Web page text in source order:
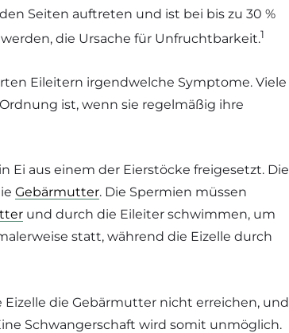
Seiten auftreten und ist bei bis zu 30 %
die Ursache für Unfruchtbarkeit.1
Eileitern irgendwelche Symptome. Viele
ist, wenn sie regelmäßig ihre
aus einem der Eierstöcke freigesetzt. Die
Gebärmutter. Die Spermien müssen
und durch die Eileiter schwimmen, um
statt, während die Eizelle durch
die Gebärmutter nicht erreichen, und
Schwangerschaft wird somit unmöglich.